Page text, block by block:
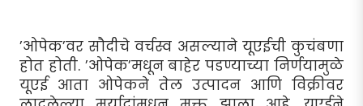
’ओपेक’वर सौदीचे वर्चस्व असल्याने यूएईची कुचंबणा
होत होती. ’ओपेक’मधून बाहेर पडण्याच्या निर्णयामुळे
यूएई आता ओपेकने तेल उत्पादन आणि विक्रीवर